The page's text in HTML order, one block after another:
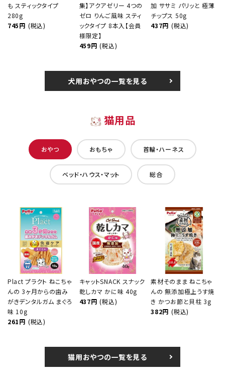
も スティックタイプ
280g
745円 (税込)
集】アクアゼリー 4つの
ゼロ りんご風味 スティ
ックタイプ 8本入【会員
様限定】
459円 (税込)
加 ササミ パリッと 極薄
チップス 50g
437円 (税込)
犬用おやつの一覧を見る
猫用品
おやつ おもちゃ 首輪・ハーネス
ベッド・ハウス・マット 総合
Plact プラクト ねこちゃ
んの 3ヶ月からの歯み
がきデンタルガム まぐろ
味 10g
261円 (税込)
キャットSNACK スナック
乾しカマ かに味 40g
437円 (税込)
素材そのまま ねこちゃ
んの 無添加極上うす焼
き かつお節と貝柱 3g
382円 (税込)
猫用おやつの一覧を見る